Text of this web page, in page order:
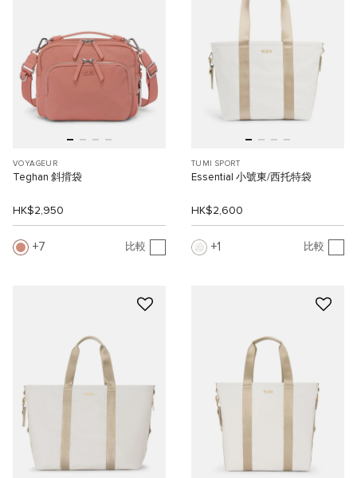
VOYAGEUR
Teghan 斜揹袋
HK$2,950
7 比較
TUMI SPORT
Essential 小號東/西托特袋
HK$2,600
1 比較